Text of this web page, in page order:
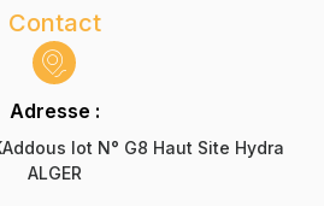
Contact
Adresse :
lot N° G8 Haut Site Hydra
ALGER